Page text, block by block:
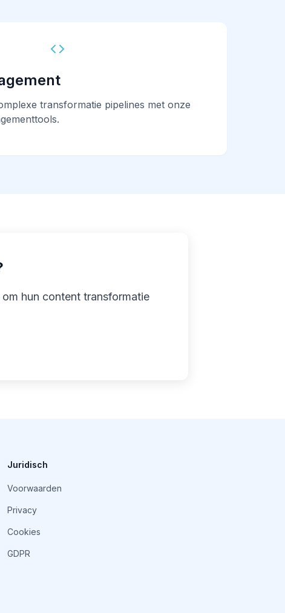
transformatie pipelines met onze
hun content transformatie
Juridisch
Voorwaarden
Privacy
Cookies
GDPR